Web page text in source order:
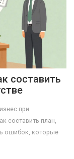
составить
при
составить план,
ошибок, которые